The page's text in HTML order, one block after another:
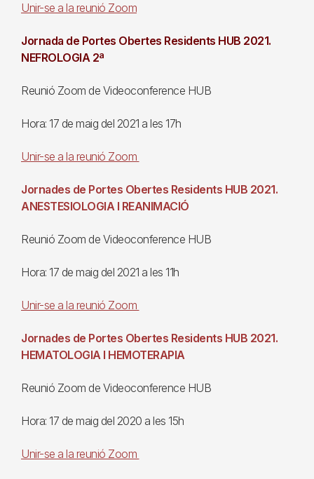
Unir-se a la reunió Zoom
Jornada de Portes Obertes Residents HUB 2021.
NEFROLOGIA 2ª
Reunió Zoom de Videoconference HUB
Hora: 17 de maig del 2021 a les 17h
Unir-se a la reunió Zoom
Jornades de Portes Obertes Residents HUB 2021.
ANESTESIOLOGIA I REANIMACIÓ
Reunió Zoom de Videoconference HUB
Hora: 17 de maig del 2021 a les 11h
Unir-se a la reunió Zoom
Jornades de Portes Obertes Residents HUB 2021.
HEMATOLOGIA I HEMOTERAPIA
Reunió Zoom de Videoconference HUB
Hora: 17 de maig del 2020 a les 15h
Unir-se a la reunió Zoom